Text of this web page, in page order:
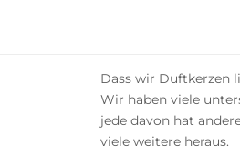
Dass wir Duftkerzen
Wir haben viele
jede davon hat
viele weitere heraus.